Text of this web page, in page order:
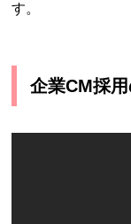
す。
企業CM採